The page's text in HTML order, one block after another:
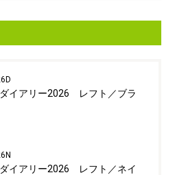
イアリー2026 レフト／ブラ
イアリー2026 レフト／ネイ